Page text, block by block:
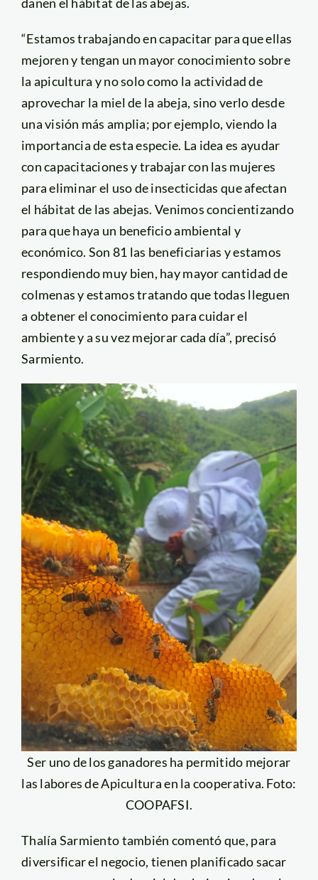
“Estamos trabajando en capacitar para que ellas
mejoren y tengan un mayor conocimiento sobre
la apicultura y no solo como la actividad de
aprovechar la miel de la abeja, sino verlo desde
una visión más amplia; por ejemplo, viendo la
importancia de esta especie. La idea es ayudar
con capacitaciones y trabajar con las mujeres
para eliminar el uso de insecticidas que afectan
el hábitat de las abejas. Venimos concientizando
para que haya un beneficio ambiental y
económico. Son 81 las beneficiarias y estamos
respondiendo muy bien, hay mayor cantidad de
colmenas y estamos tratando que todas lleguen
a obtener el conocimiento para cuidar el
ambiente y a su vez mejorar cada día”, precisó
Sarmiento.
Ser uno de los ganadores ha permitido mejorar
las labores de Apicultura en la cooperativa. Foto:
COOPAFSI.
Thalía Sarmiento también comentó que, para
diversificar el negocio, tienen planificado sacar